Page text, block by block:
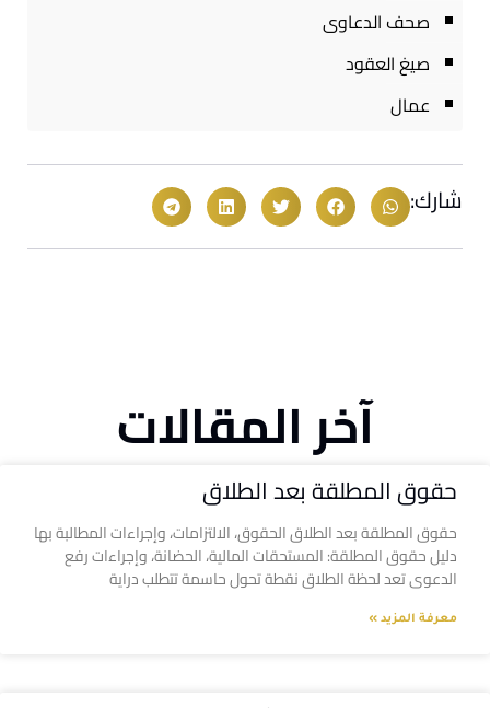
صحف الدعاوى
صيغ العقود
عمال
شارك:
آخر المقالات
حقوق المطلقة بعد الطلاق
حقوق المطلقة بعد الطلاق الحقوق، الالتزامات، وإجراءات المطالبة بها
دليل حقوق المطلقة: المستحقات المالية، الحضانة، وإجراءات رفع
الدعوى تعد لحظة الطلاق نقطة تحول حاسمة تتطلب دراية
معرفة المزيد »